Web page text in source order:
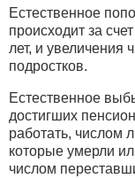
Естественное
происходит за
лет, и увеличения
подростков.
Естественное
достигших
работать, числом
которые умерли
числом